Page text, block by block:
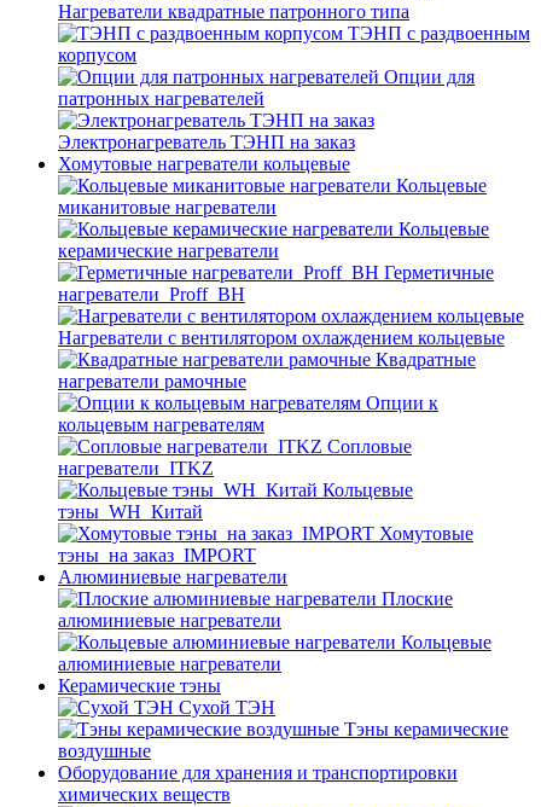
Нагреватели квадратные патронного типа
ТЭНП с раздвоенным
корпусом
Опции для
патронных нагревателей
Электронагреватель ТЭНП на заказ
Хомутовые нагреватели кольцевые
Кольцевые
миканитовые нагреватели
Кольцевые
керамические нагреватели
Герметичные
нагреватели_Proff_BH
Нагреватели с вентилятором охлаждением кольцевые
Квадратные
нагреватели рамочные
Опции к
кольцевым нагревателям
Cопловые
нагреватели_ITKZ
Кольцевые
тэны_WH_Китай
Хомутовые
тэны_на заказ_IMPORT
Алюминиевые нагреватели
Плоские
алюминиевые нагреватели
Кольцевые
алюминиевые нагреватели
Керамические тэны
Сухой ТЭН
Тэны керамические
воздушные
Оборудование для хранения и транспортировки
химических веществ